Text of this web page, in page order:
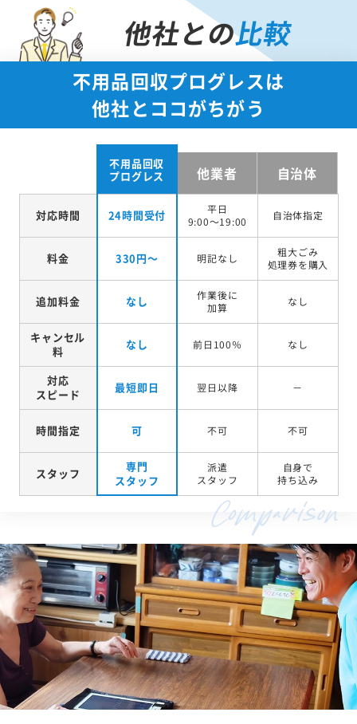
他社との比較
不用品回収プログレスは
他社とココがちがう
不用品回収
プログレス
他業者 自治体
対応時間 24時間受付
平日
9:00～19:00
自治体指定
料金 330円～ 明記なし
粗大ごみ
処理券を購入
追加料金 なし
作業後に
加算
なし
キャンセル
料
なし 前日100％ なし
対応
スピード
最短即日 翌日以降 －
時間指定 可 不可 不可
スタッフ
専門
スタッフ
派遣
スタッフ
自身で
持ち込み